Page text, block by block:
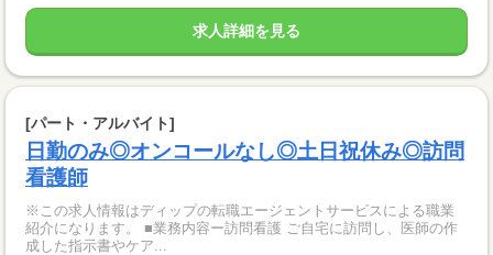
求人詳細を見る
[パート・アルバイト]
日勤のみ◎オンコールなし◎土日祝休み◎訪問
看護師
※この求人情報はディップの転職エージェントサービスによる職業
紹介になります。 ■業務内容ー訪問看護 ご自宅に訪問し、医師の作
成した指示書やケア...